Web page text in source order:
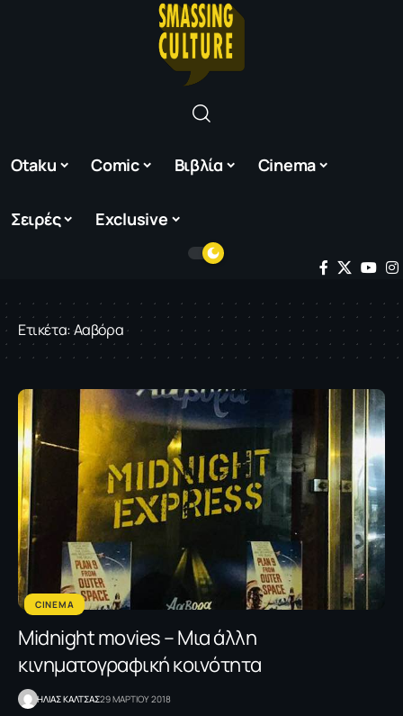
Otaku Comic Βιβλία Cinema
Σειρές Exclusive
Ετικέτα:Ααβόρα
CINEMA
Midnight movies – Μια άλλη
κινηματογραφική κοινότητα
ΗΛΙΑΣ ΚΑΛΤΣΑΣ29 ΜΑΡΤΙΟΥ 2018